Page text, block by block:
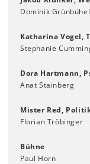
Dominik Grünbühel
Katharina Vogel,
Stephanie
Dora Hartmann,
Anat Stainberg
Mister Red,
Florian Tröbinger
Bühne
Paul Horn